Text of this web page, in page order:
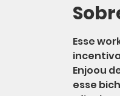
Esse
Enjoou
esse